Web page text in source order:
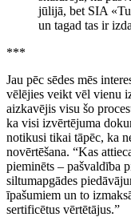
jūlijā, bet SIA
un tagad tas ir
***
Jau pēc sēdes mēs
vēlējies veikt vēl vienu
aizkavējis visu šo
ka visi izvērtējuma
notikusi tikai tāpēc, ka
novērtēšana. “Kas
pieminēts – pašvaldība
siltumapgādes
īpašumiem un to
sertificētus vērtētājus.”